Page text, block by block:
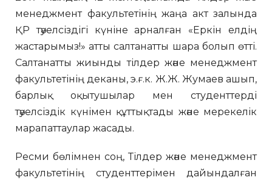
менеджмент факультетінің жаңа акт залында
ҚР тәуелсіздігі күніне арналған «Еркін елдің
жастарымыз!» атты салтанатты шара болып өтті.
Салтанатты жиынды тілдер және менеджмент
факультетінің деканы, э.ғ.к. Ж.Ж. Жумаев ашып,
барлық оқытушылар мен студенттерді
тәуелсіздік күнімен құттықтады және мерекелік
марапаттаулар жасады.
Ресми бөлімнен соң, Тілдер және менеджмент
факультетінің студенттерімен дайындалған